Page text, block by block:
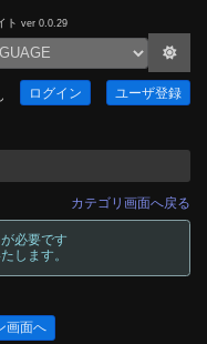
ト ver 0.0.29
ログイン ユーザ登録
カテゴリ画面へ戻る
必要です
します。
画面へ